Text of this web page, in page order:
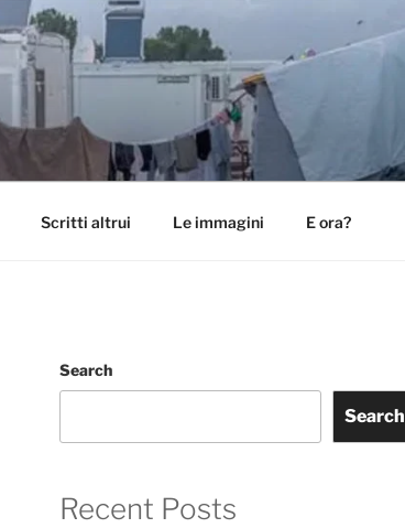
Scritti altrui Le immagini E ora?
Search
Search
Recent Posts